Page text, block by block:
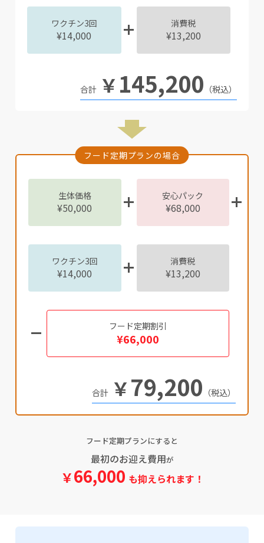
ワクチン3回
¥14,000
消費税
¥13,200
￥145,200 （税込）
フード定期プランの場合
生体価格
¥50,000
安心パック
¥68,000
ワクチン3回
¥14,000
消費税
¥13,200
フード定期割引
¥66,000
￥79,200 （税込）
フード定期プランにすると
最初のお迎え費用が
￥66,000 も抑えられます！